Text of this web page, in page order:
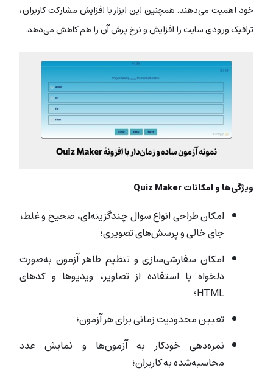
خود اهمیت می‌دهند. همچنین این ابزاربا افزایش مشارکت کاربران،
ترافیک ورودی سایت را افزایش و نرخ پرش آن را هم کاهش می‌دهد.
ویژگی‌ها و امکانات Quiz Maker
امکان طراحی انواع سوال چندگزینه‌ای، صحیح و غلط،
جای خالی و پرسش‌های تصویری؛
امکان سفارشی‌سازی و تنظیم ظاهر آزمون‌ به‌صورت
دلخواه با استفاده از تصاویر، ویدیوها و کدهای
HTML؛
تعیین محدودیت زمانی برای هر آزمون؛
نمره‌دهی خودکار به آزمون‌ها و نمایش عدد
محاسبه‌شده به کاربران؛